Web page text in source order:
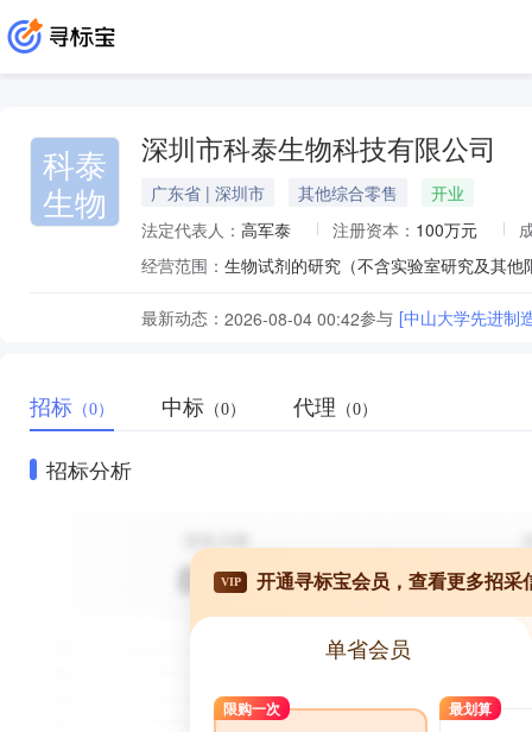
科泰
生物
深圳市科泰生物科技有限公司
广东省 | 深圳市 其他综合零售
开业
法定代表人： 高军泰 注册资本： 100万元
经营范围：
最新动态： 2026-08-04 00:42参与 [中山大学先进制
招标 （0） 中标 （0） 代理 （0）
招标分析
VIP 开通寻标宝会员，查看更多招采
单省会员
限购一次 最划算